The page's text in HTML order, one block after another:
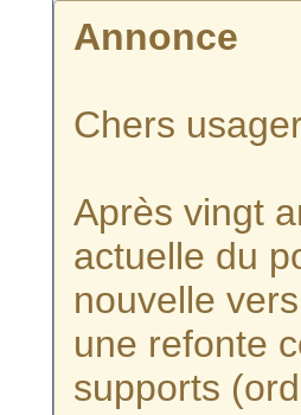
Annonce
Chers
Après vingt
actuelle du
nouvelle
une refonte
supports